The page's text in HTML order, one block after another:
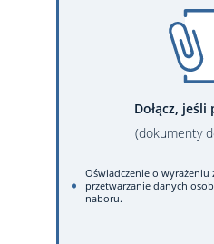
Dołącz, jeśli
(dokumenty
Oświadczenie o wyrażeniu
przetwarzanie danych
naboru.